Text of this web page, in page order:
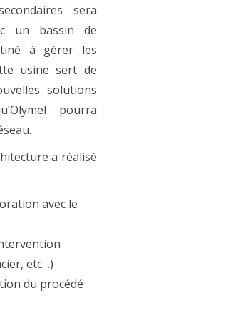
sera
un bassin de
à gérer les
usine sert de
solutions
pourra
a réalisé
avec le
etc…)
du procédé